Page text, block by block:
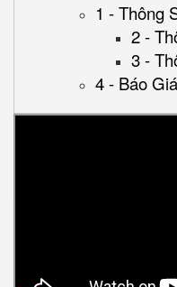
1 - Thông
2 -
3 -
4 - Báo